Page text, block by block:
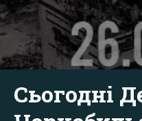
Сьогодні